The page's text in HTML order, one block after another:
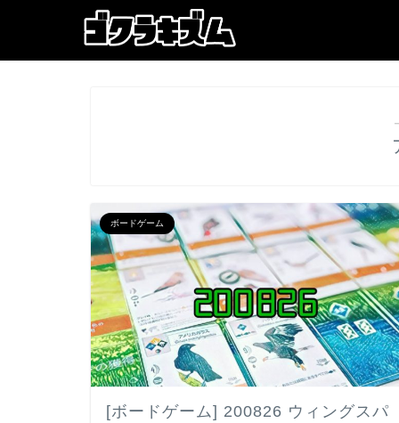
ボードゲーム
[ボードゲーム] 200826 ウィングスパ